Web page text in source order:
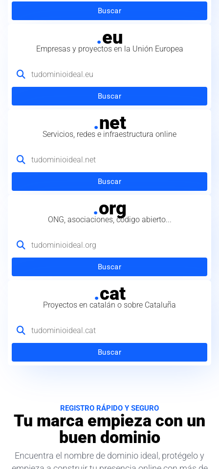
Buscar
.eu
Empresas y proyectos en la Unión Europea
Buscar
.net
Servicios, redes e infraestructura online
Buscar
.org
ONG, asociaciones, código abierto...
Buscar
.cat
Proyectos en catalán o sobre Cataluña
Buscar
REGISTRO RÁPIDO Y SEGURO
Tu marca empieza con un
buen dominio
Encuentra el nombre de dominio ideal, protégelo y